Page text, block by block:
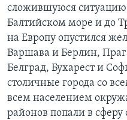
сложившуюся
Балтийском море и до
на Европу опустился
Варшава и Берлин,
Белград, Бухарест и
столичные города со
всем населением
районов попали в сферу